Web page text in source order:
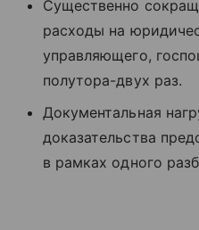
Существенно
расходы на
управляющего,
полутора-двух раз.
Документальная
доказательства
в рамках одного